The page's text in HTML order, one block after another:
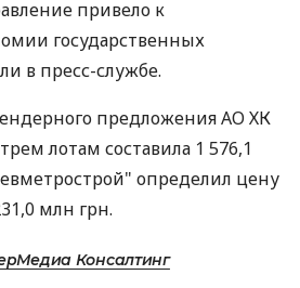
привело к
государственных
в пресс-службе.
предложения АО ХК
лотам составила 1 576,1
определил цену
млн грн.
Консалтинг